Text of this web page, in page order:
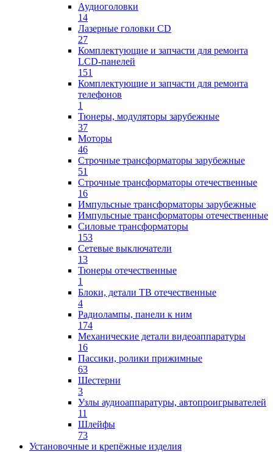
Аудиоголовки
14
Лазерные головки CD
27
Комплектующие и запчасти для ремонта
LCD-панелей
151
Комплектующие и запчасти для ремонта
телефонов
1
Тюнеры, модуляторы зарубежные
37
Моторы
46
Строчные трансформаторы зарубежные
51
Строчные трансформаторы отечественные
16
Импульсные трансформаторы зарубежные
Импульсные трансформаторы отечественные
Силовые трансформаторы
153
Сетевые выключатели
13
Тюнеры отечественные
1
Блоки, детали ТВ отечественные
4
Радиолампы, панели к ним
174
Механические детали видеоаппаратуры
16
Пассики, ролики прижимные
63
Шестерни
3
Узлы аудиоаппаратуры, автопроигрывателей
11
Шлейфы
73
Установочные и крепёжные изделия